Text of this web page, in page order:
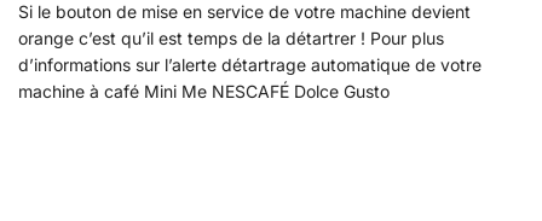
Si le bouton de mise en service de votre machine devient
orange c’est qu’il est temps de la détartrer ! Pour plus
d’informations sur l’alerte détartrage automatique de votre
machine à café Mini Me NESCAFÉ Dolce Gusto